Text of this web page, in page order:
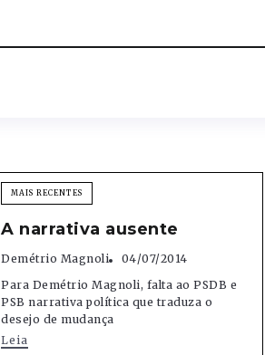
MAIS RECENTES
A narrativa ausente
Demétrio Magnoli
04/07/2014
Para Demétrio Magnoli, falta ao PSDB e
PSB narrativa política que traduza o
desejo de mudança
Leia